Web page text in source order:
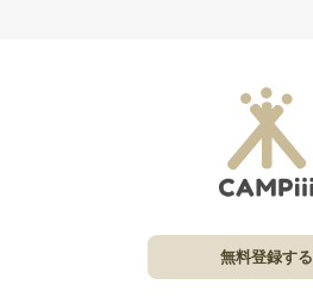
無料登録する